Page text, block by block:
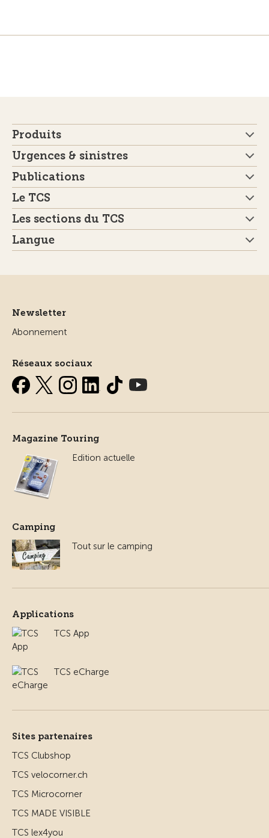
Produits
Urgences & sinistres
Publications
Le TCS
Les sections du TCS
Langue
Newsletter
Abonnement
Réseaux sociaux
Magazine Touring
Edition actuelle
Camping
Tout sur le camping
Applications
TCS App
TCS eCharge
Sites partenaires
TCS Clubshop
TCS velocorner.ch
TCS Microcorner
TCS MADE VISIBLE
TCS lex4you